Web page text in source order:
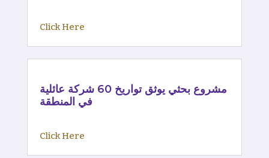
Click Here
مشروع بحثي يوثق تواريخ 60 شركة عائلية
في المنطقة
Click Here